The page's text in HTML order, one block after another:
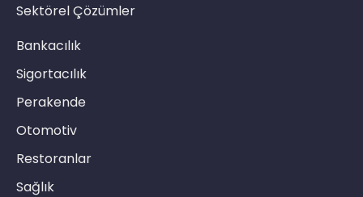
Sektörel Çözümler
Bankacılık
Sigortacılık
Perakende
Otomotiv
Restoranlar
Sağlık